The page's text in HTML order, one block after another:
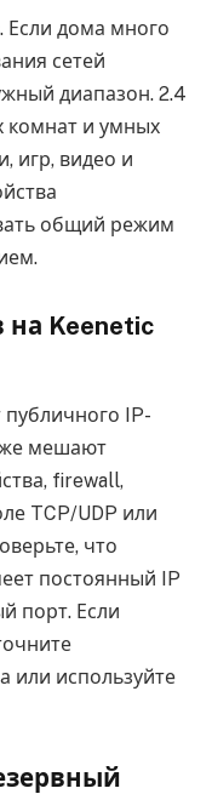
Если дома много
сетей
диапазон. 2.4
комнат и умных
игр, видео и
общий режим
на Keenetic
публичного IP-
мешают
firewall,
TCP/UDP или
что
постоянный IP
порт. Если
или используйте